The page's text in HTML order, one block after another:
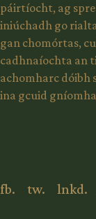
páirtíocht, ag
iniúchadh go
gan chomórtas,
cadhnaíochta an
achomharc dóibh
ina gcuid
fb. tw. lnkd.